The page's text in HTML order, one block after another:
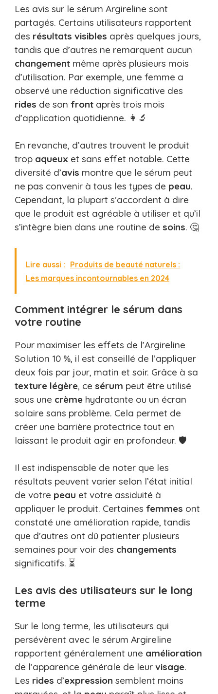
Les avis sur le sérum Argireline sont
partagés. Certains utilisateurs rapportent
des résultats visibles après quelques jours,
tandis que d’autres ne remarquent aucun
changement même après plusieurs mois
d’utilisation. Par exemple, une femme a
observé une réduction significative des
rides de son front après trois mois
d’application quotidienne. 👩‍🔬
En revanche, d’autres trouvent le produit
trop aqueux et sans effet notable. Cette
diversité d’avis montre que le sérum peut
ne pas convenir à tous les types de peau.
Cependant, la plupart s’accordent à dire
que le produit est agréable à utiliser et qu’il
s’intègre bien dans une routine de soins. 🤔
Lire aussi : Produits de beauté naturels :
Les marques incontournables en 2024
Comment intégrer le sérum dans
votre routine
Pour maximiser les effets de l’Argireline
Solution 10 %, il est conseillé de l’appliquer
deux fois par jour, matin et soir. Grâce à sa
texture légère, ce sérum peut être utilisé
sous une crème hydratante ou un écran
solaire sans problème. Cela permet de
créer une barrière protectrice tout en
laissant le produit agir en profondeur. 🛡️
Il est indispensable de noter que les
résultats peuvent varier selon l’état initial
de votre peau et votre assiduité à
appliquer le produit. Certaines femmes ont
constaté une amélioration rapide, tandis
que d’autres ont dû patienter plusieurs
semaines pour voir des changements
significatifs. ⏳
Les avis des utilisateurs sur le long
terme
Sur le long terme, les utilisateurs qui
persévèrent avec le sérum Argireline
rapportent généralement une amélioration
de l’apparence générale de leur visage.
Les rides d’expression semblent moins